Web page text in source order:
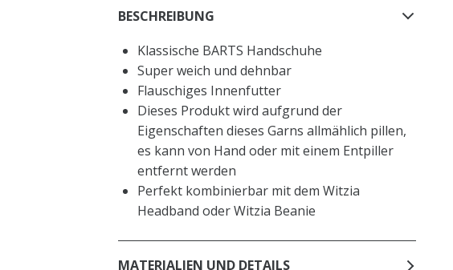
BESCHREIBUNG
Klassische BARTS Handschuhe
Super weich und dehnbar
Flauschiges Innenfutter
Dieses Produkt wird aufgrund der
Eigenschaften dieses Garns allmählich pillen,
es kann von Hand oder mit einem Entpiller
entfernt werden
Perfekt kombinierbar mit dem Witzia
Headband oder Witzia Beanie
MATERIALIEN UND DETAILS